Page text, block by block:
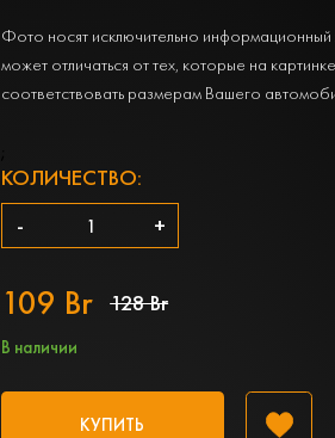
Фото носят исключительно
может отличаться от тех, которые на
соответствовать размерам Вашего
КОЛИЧЕСТВО:
-
+
109 Br 128 Br
В наличии
КУПИТЬ